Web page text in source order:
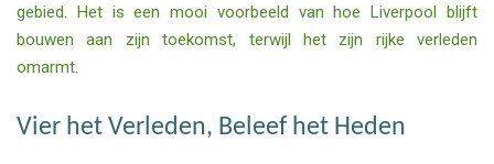
gebied. Het is een mooi voorbeeld van hoe Liverpool blijft
bouwen aan zijn toekomst, terwijl het zijn rijke verleden
omarmt.
Vier het Verleden, Beleef het Heden